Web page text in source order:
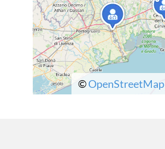
©OpenStreetMap